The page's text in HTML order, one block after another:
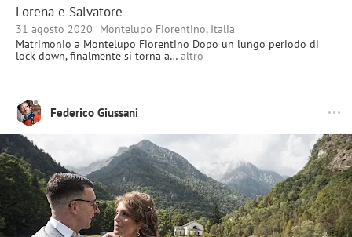
Lorena e Salvatore
31 agosto 2020
Montelupo Fiorentino, Italia
Matrimonio a Montelupo Fiorentino Dopo un lungo periodo di
lock down, finalmente si torna a… altro
Federico Giussani